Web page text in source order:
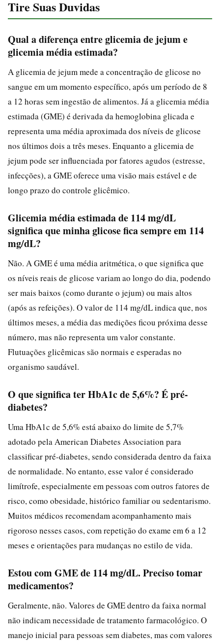
Tire Suas Duvidas
Qual a diferença entre glicemia de jejum e
glicemia média estimada?
A glicemia de jejum mede a concentração de glicose no
sangue em um momento específico, após um período de 8
a 12 horas sem ingestão de alimentos. Já a glicemia média
estimada (GME) é derivada da hemoglobina glicada e
representa uma média aproximada dos níveis de glicose
nos últimos dois a três meses. Enquanto a glicemia de
jejum pode ser influenciada por fatores agudos (estresse,
infecções), a GME oferece uma visão mais estável e de
longo prazo do controle glicêmico.
Glicemia média estimada de 114 mg/dL
significa que minha glicose fica sempre em 114
mg/dL?
Não. A GME é uma média aritmética, o que significa que
os níveis reais de glicose variam ao longo do dia, podendo
ser mais baixos (como durante o jejum) ou mais altos
(após as refeições). O valor de 114 mg/dL indica que, nos
últimos meses, a média das medições ficou próxima desse
número, mas não representa um valor constante.
Flutuações glicêmicas são normais e esperadas no
organismo saudável.
O que significa ter HbA1c de 5,6%? É pré-
diabetes?
Uma HbA1c de 5,6% está abaixo do limite de 5,7%
adotado pela American Diabetes Association para
classificar pré-diabetes, sendo considerada dentro da faixa
de normalidade. No entanto, esse valor é considerado
limítrofe, especialmente em pessoas com outros fatores de
risco, como obesidade, histórico familiar ou sedentarismo.
Muitos médicos recomendam acompanhamento mais
rigoroso nesses casos, com repetição do exame em 6 a 12
meses e orientações para mudanças no estilo de vida.
Estou com GME de 114 mg/dL. Preciso tomar
medicamentos?
Geralmente, não. Valores de GME dentro da faixa normal
não indicam necessidade de tratamento farmacológico. O
manejo inicial para pessoas sem diabetes, mas com valores